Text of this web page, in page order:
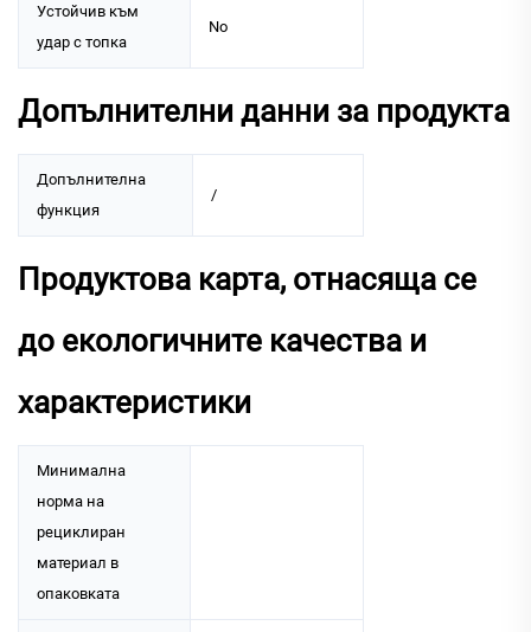
Устойчив към
удар с топка
No
Допълнителни данни за продукта
Допълнителна
функция
/
Продуктова карта, отнасяща се
до екологичните качества и
характеристики
Минимална
норма на
рециклиран
материал в
опаковката